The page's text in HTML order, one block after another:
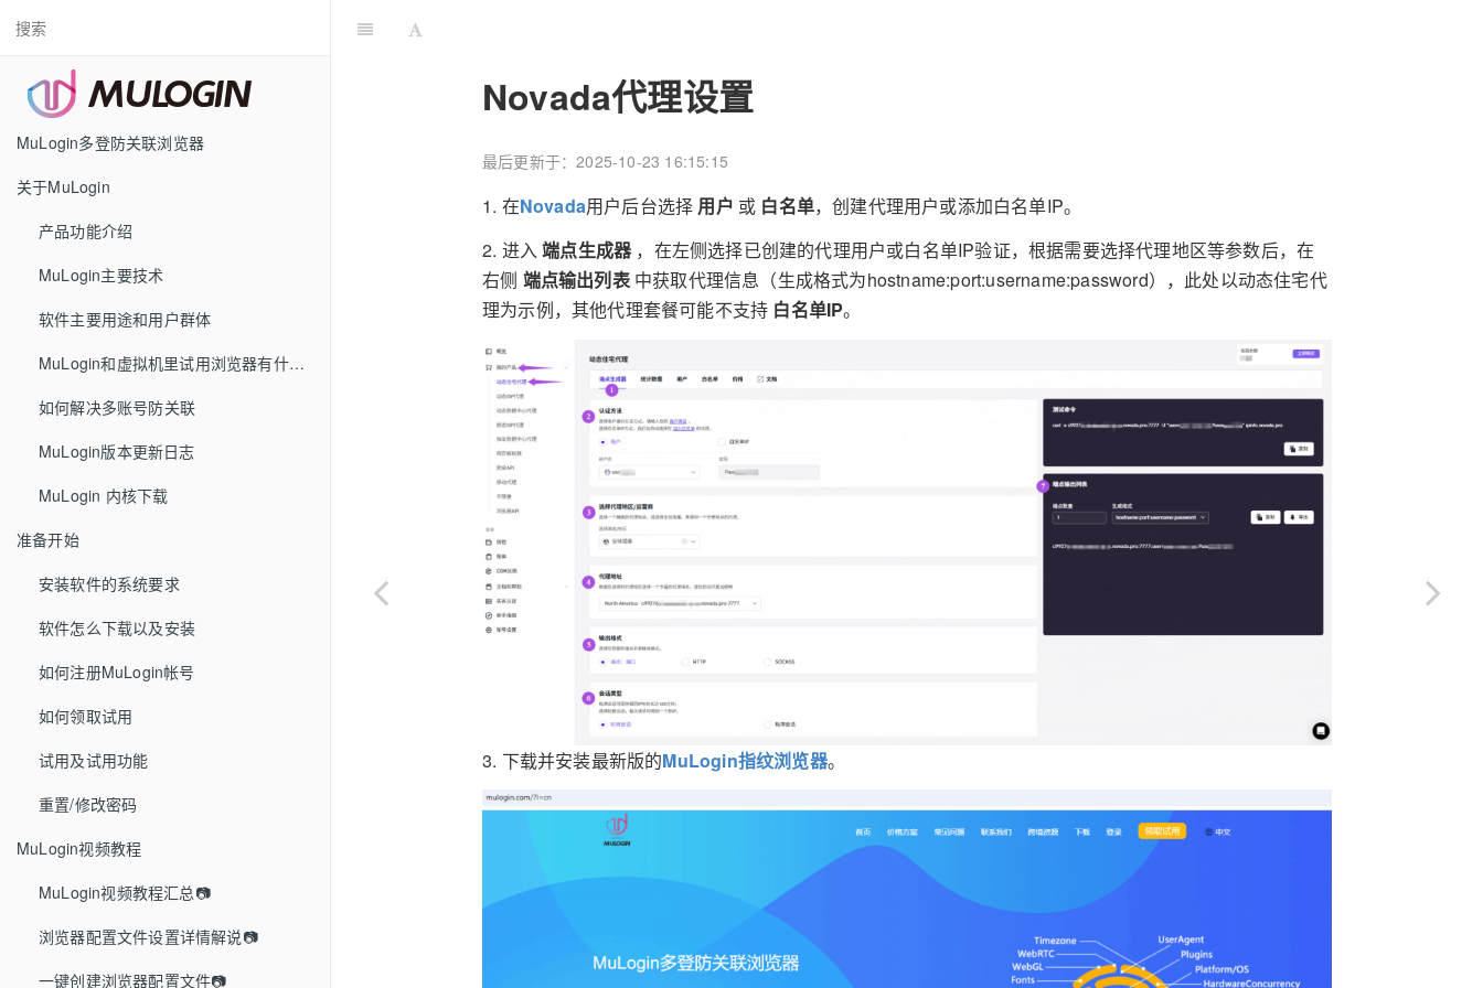
MuLogin多登防关联浏览器
关于MuLogin
产品功能介绍
MuLogin主要技术
软件主要用途和用户群体
MuLogin和虚拟机里试用浏览器有什么区别
如何解决多账号防关联
MuLogin版本更新日志
MuLogin 内核下载
准备开始
安装软件的系统要求
软件怎么下载以及安装
如何注册MuLogin帐号
如何领取试用
试用及试用功能
重置/修改密码
MuLogin视频教程
MuLogin视频教程汇总📷
浏览器配置文件设置详情解说📷
一键创建浏览器配置文件📷
Novada代理设置
最后更新于：2025-10-23 16:15:15
1. 在Novada用户后台选择 用户 或 白名单，创建代理用户或添加白名单IP。
2. 进入端点生成器，在左侧选择已创建的代理用户或白名单IP验证，根据需要选择代理地区等参数后，在
右侧 端点输出列表中获取代理信息（生成格式为hostname:port:username:password），此处以动态住宅代
理为示例，其他代理套餐可能不支持 白名单IP。
3. 下载并安装最新版的MuLogin指纹浏览器。